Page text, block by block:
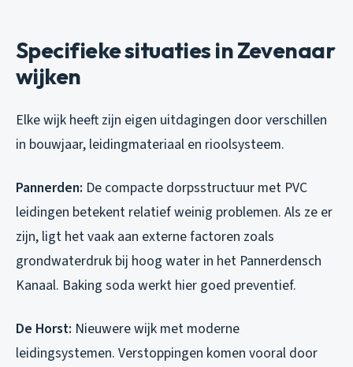
Specifieke situaties in Zevenaar
wijken
Elke wijk heeft zijn eigen uitdagingen door verschillen
in bouwjaar, leidingmateriaal en rioolsysteem.
Pannerden: De compacte dorpsstructuur met PVC
leidingen betekent relatief weinig problemen. Als ze er
zijn, ligt het vaak aan externe factoren zoals
grondwaterdruk bij hoog water in het Pannerdensch
Kanaal. Baking soda werkt hier goed preventief.
De Horst: Nieuwere wijk met moderne
leidingsystemen. Verstoppingen komen vooral door